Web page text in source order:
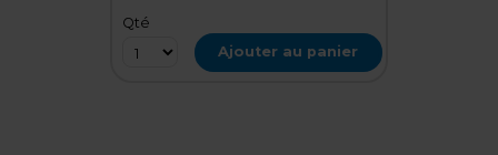
Qté
Ajouter au panier